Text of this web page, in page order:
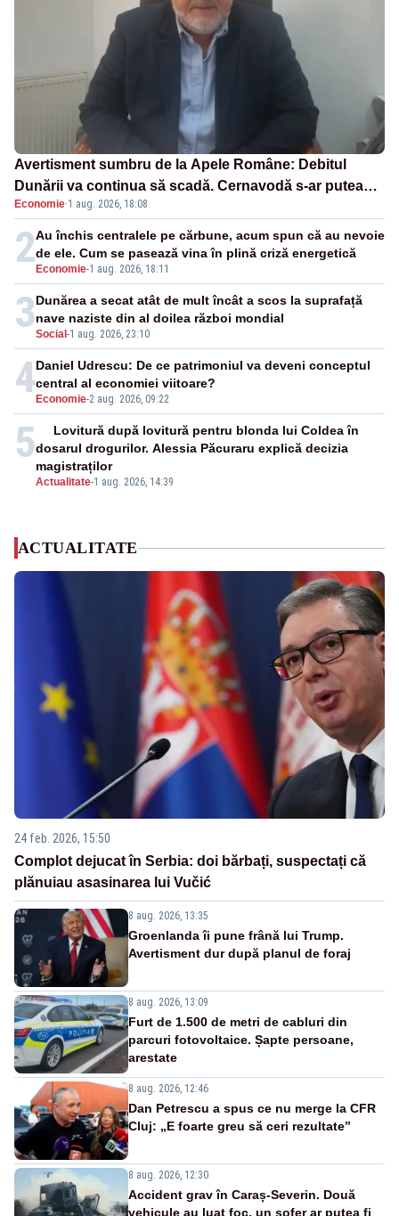
Avertisment sumbru de la Apele Române: Debitul
Dunării va continua să scadă. Cernavodă s-ar putea
închide în 4 zile
Economie·1 aug. 2026, 18:08
2 Economie-1 aug. 2026, 18:11
Au închis centralele pe cărbune, acum spun că au nevoie
de ele. Cum se pasează vina în plină criză energetică
3Social -1 aug. 2026, 23:10
Dunărea a secat atât de mult încât a scos la suprafață
nave naziste din al doilea război mondial
4 Economie-2 aug. 2026, 09:22
Daniel Udrescu: De ce patrimoniul va deveni conceptul
central al economiei viitoare?
5
Actualitate-1 aug. 2026, 14:39
Lovitură după lovitură pentru blonda lui Coldea în
dosarul drogurilor. Alessia Păcuraru explică decizia
magistraților
ACTUALITATE
24 feb. 2026, 15:50
Complot dejucat în Serbia: doi bărbați, suspectați că
plănuiau asasinarea lui Vučić
8 aug. 2026, 13:35
Groenlanda îi pune frână lui Trump.
Avertisment dur după planul de foraj
8 aug. 2026, 13:09
Furt de 1.500 de metri de cabluri din
parcuri fotovoltaice. Șapte persoane,
arestate
8 aug. 2026, 12:46
Dan Petrescu a spus ce nu merge la CFR
Cluj: „E foarte greu să ceri rezultate”
8 aug. 2026, 12:30
Accident grav în Caraș-Severin. Două
vehicule au luat foc, un șofer ar putea fi